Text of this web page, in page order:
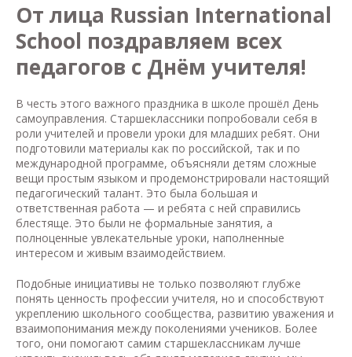
От лица Russian International
School поздравляем всех
педагогов с Днём учителя!
В честь этого важного праздника в школе прошёл День
самоуправления. Старшеклассники попробовали себя в
роли учителей и провели уроки для младших ребят. Они
подготовили материалы как по российской, так и по
международной программе, объясняли детям сложные
вещи простым языком и продемонстрировали настоящий
педагогический талант. Это была большая и
ответственная работа — и ребята с ней справились
блестяще. Это были не формальные занятия, а
полноценные увлекательные уроки, наполненные
интересом и живым взаимодействием.
Подобные инициативы не только позволяют глубже
понять ценность профессии учителя, но и способствуют
укреплению школьного сообщества, развитию уважения и
взаимопонимания между поколениями учеников. Более
того, они помогают самим старшеклассникам лучше